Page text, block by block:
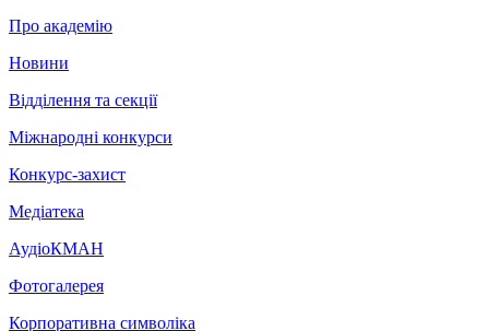
Про академію
Новини
Відділення та секції
Міжнародні конкурси
Конкурс-захист
Медіатека
АудіоКМАН
Фотогалерея
Корпоративна символіка